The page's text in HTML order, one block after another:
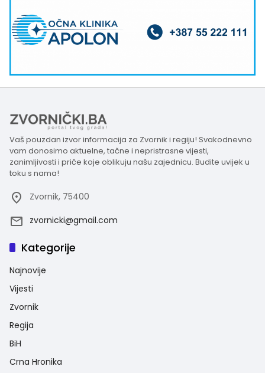
Vaš pouzdan izvor informacija za Zvornik i regiju! Svakodnevno
vam donosimo aktuelne, tačne i nepristrasne vijesti,
zanimljivosti i priče koje oblikuju našu zajednicu. Budite uvijek u
toku s nama!
Zvornik, 75400
zvornicki@gmail.com
Kategorije
Najnovije
Vijesti
Zvornik
Regija
BiH
Crna Hronika